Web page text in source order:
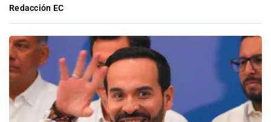
Redacción EC